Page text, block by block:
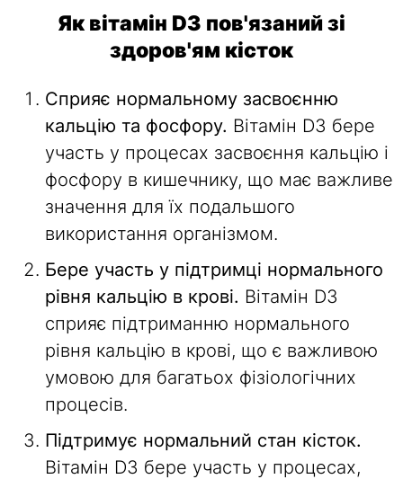
Як вітамін D3 пов'язаний зі
здоров'ям кісток
Сприяє нормальному засвоєнню
кальцію та фосфору. Вітамін D3 бере
участь у процесах засвоєння кальцію і
фосфору в кишечнику, що має важливе
значення для їх подальшого
використання організмом.
Бере участь у підтримці нормального
рівня кальцію в крові. Вітамін D3
сприяє підтриманню нормального
рівня кальцію в крові, що є важливою
умовою для багатьох фізіологічних
процесів.
Підтримує нормальний стан кісток.
Вітамін D3 бере участь у процесах,